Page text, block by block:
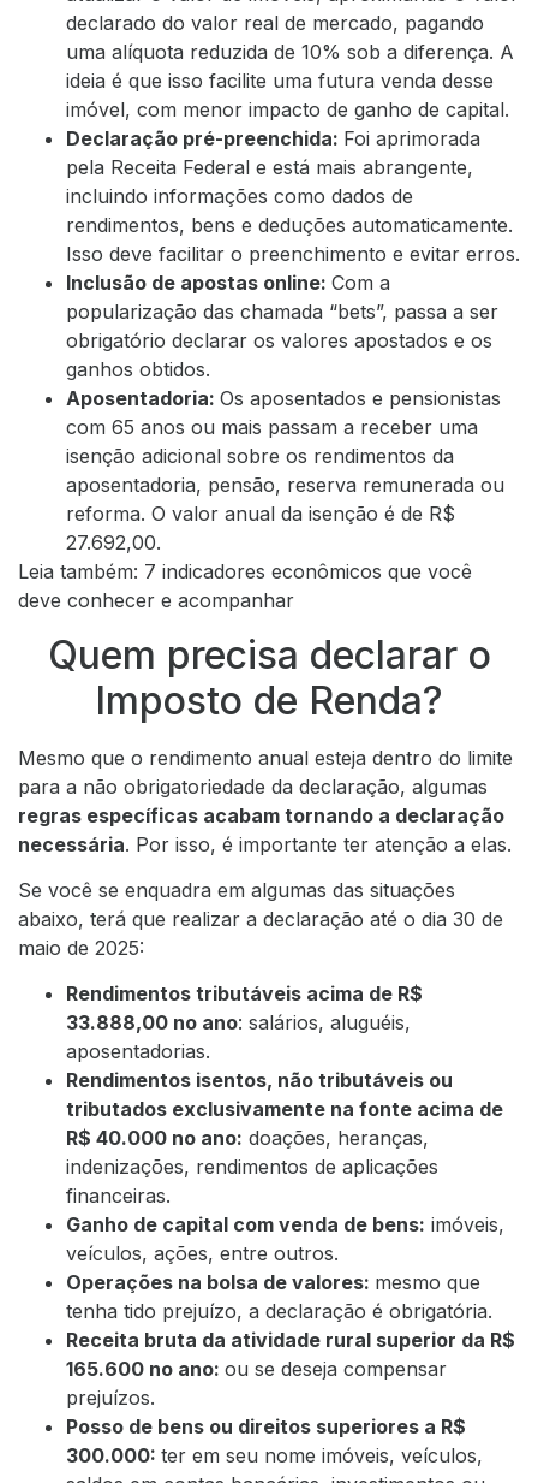
declarado do valor real de mercado, pagando
uma alíquota reduzida de 10% sob a diferença. A
ideia é que isso facilite uma futura venda desse
imóvel, com menor impacto de ganho de capital.
Declaração pré-preenchida: Foi aprimorada
pela Receita Federal e está mais abrangente,
incluindo informações como dados de
rendimentos, bens e deduções automaticamente.
Isso deve facilitar o preenchimento e evitar erros.
Inclusão de apostas online: Com a
popularização das chamada “bets”, passa a ser
obrigatório declarar os valores apostados e os
ganhos obtidos.
Aposentadoria: Os aposentados e pensionistas
com 65 anos ou mais passam a receber uma
isenção adicional sobre os rendimentos da
aposentadoria, pensão, reserva remunerada ou
reforma. O valor anual da isenção é de R$
27.692,00.
Leia também: 7 indicadores econômicos que você
deve conhecer e acompanhar
Quem precisa declarar o
Imposto de Renda?
Mesmo que o rendimento anual esteja dentro do limite
para a não obrigatoriedade da declaração, algumas
regras específicas acabam tornando a declaração
necessária. Por isso, é importante ter atenção a elas.
Se você se enquadra em algumas das situações
abaixo, terá que realizar a declaração até o dia 30 de
maio de 2025:
Rendimentos tributáveis acima de R$
33.888,00 no ano: salários, aluguéis,
aposentadorias.
Rendimentos isentos, não tributáveis ou
tributados exclusivamente na fonte acima de
R$ 40.000 no ano: doações, heranças,
indenizações, rendimentos de aplicações
financeiras.
Ganho de capital com venda de bens: imóveis,
veículos, ações, entre outros.
Operações na bolsa de valores: mesmo que
tenha tido prejuízo, a declaração é obrigatória.
Receita bruta da atividade rural superior da R$
165.600 no ano: ou se deseja compensar
prejuízos.
Posso de bens ou direitos superiores a R$
300.000: ter em seu nome imóveis, veículos,